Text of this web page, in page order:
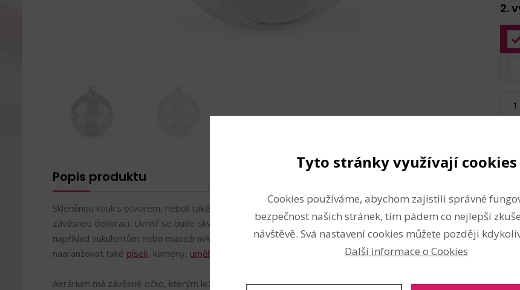
2.
Popis produktu
Skleněnou kouli s otvorem, neboli také aerárium, využijete jako působivou
závěsnou dekoraci. Uvnitř se bude skvěle dařit rostlinám menšího vzrůstu,
například sukulentům nebo masožravkám. Místo rostlin můžete do aerária
naaranžovat také písek, kameny, umělé květy
Aerárium má závěsné očko, kterým lez provléctnit,silonneboprovázeka pověsit
Složení
sklo
Vlastnosti
Průměr otvoru:5,5 cm
Tyto stránky využívají cookies
Cookies používáme, abychom zajistili správné
bezpečnost našich stránek, tím pádem co nejlepší
návštěvě. Svá nastavení cookies můžete později
Další informace o Cookies